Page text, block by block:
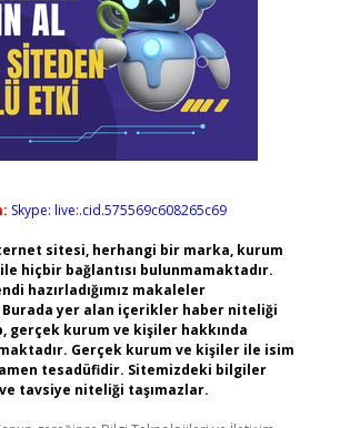
Skype: live:.cid.575569c608265c69
sitesi, herhangi bir marka, kurum
hiçbir bağlantısı bulunmamaktadır.
hazırladığımız makaleler
Burada yer alan içerikler haber niteliği
gerçek kurum ve kişiler hakkında
Gerçek kurum ve kişiler ile isim
tesadüfidir. Sitemizdeki bilgiler
tavsiye niteliği taşımazlar.